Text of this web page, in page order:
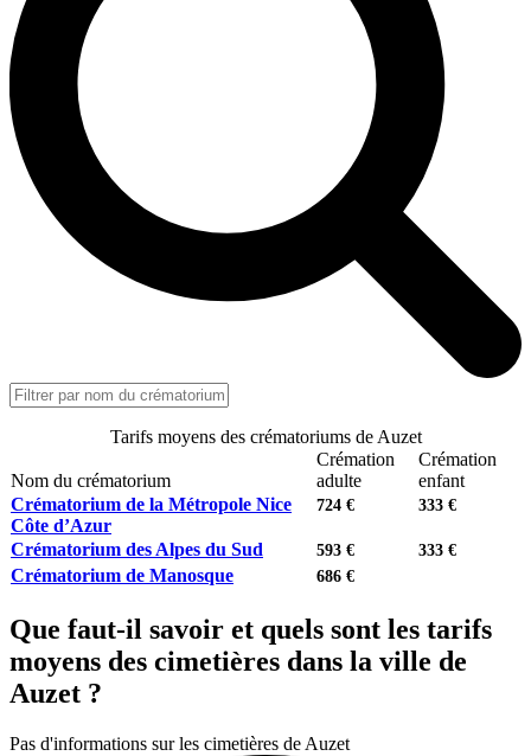
Tarifs moyens des crématoriums de Auzet
Nom du crématorium
Crémation
adulte
Crémation
enfant
Crématorium de la Métropole Nice
Côte d’Azur
724 € 333 €
Crématorium des Alpes du Sud 593 € 333 €
Crématorium de Manosque 686 €
Que faut-il savoir et quels sont les tarifs
moyens des cimetières dans la ville de
Auzet ?
Pas d'informations sur les cimetières de Auzet